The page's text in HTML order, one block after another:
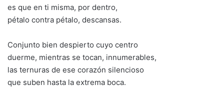
es que en ti misma, por dentro,
pétalo contra pétalo, descansas.
Conjunto bien despierto cuyo centro
duerme, mientras se tocan, innumerables,
las ternuras de ese corazón silencioso
que suben hasta la extrema boca.